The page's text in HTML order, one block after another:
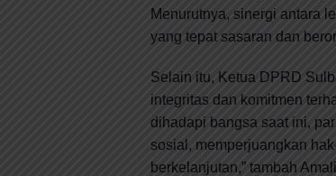
Menurutnya, sinergi antara
yang tepat sasaran dan
Selain itu, Ketua DPRD
integritas dan komitmen
dihadapi bangsa saat ini,
sosial, memperjuangkan
berkelanjutan,” tambah